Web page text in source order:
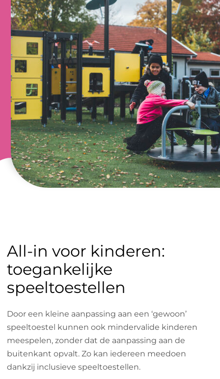
All-in voor kinderen:
toegankelijke
speeltoestellen
Door een kleine aanpassing aan een ‘gewoon’
speeltoestel kunnen ook mindervalide kinderen
meespelen, zonder dat de aanpassing aan de
buitenkant opvalt. Zo kan iedereen meedoen
dankzij inclusieve speeltoestellen.